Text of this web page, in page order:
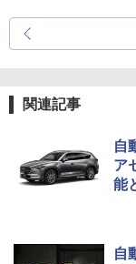
関連記事
自
ア
能
自